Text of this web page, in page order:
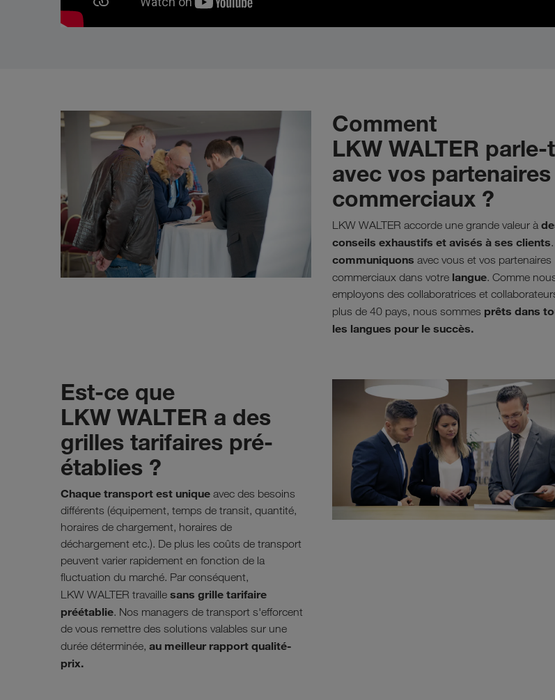
Comment
LKW WALTER
avec vos partenaires
commerciaux ?
LKW WALTER accorde une grande valeur à
conseils exhaustifs et avisés à ses clients
communiquons avec vous et vos partenaires
commerciaux dans votre langue. Comme
employons des collaboratrices et
plus de 40 pays, nous sommes prêts dans
les langues pour le succès.
Est-ce que
LKW WALTER a des
grilles tarifaires pré-
établies ?
Chaque transport est unique avec des besoins
différents (équipement, temps de transit, quantité,
horaires de chargement, horaires de
déchargement etc.). De plus les coûts de transport
peuvent varier rapidement en fonction de la
fluctuation du marché. Par conséquent,
LKW WALTER travaille sans grille tarifaire
préétablie. Nos managers de transport s'efforcent
de vous remettre des solutions valables sur une
durée déterminée, au meilleur rapport qualité-
prix.